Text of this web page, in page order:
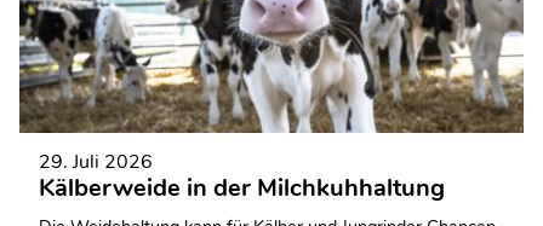
29. Juli 2026
Kälberweide in der Milchkuhhaltung